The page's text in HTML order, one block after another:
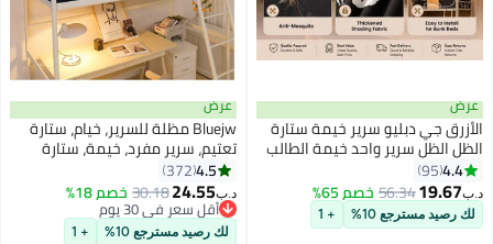
جي دبليو سرير خيمة ستارة
الظل سرير واحد خيمة الطالب
القماش المطر نزل البعوض
النوم الخصوصية حماية حزام
الأطفال غرفة نوم الكرتون
نمط
95
19.67
56.34خصم 65%
مسترجع 10% + 1
عرض
Bluejw مظلة للسرير، خيام، ستارة
تعتيم، سرير مفرد، خيمة، ستارة
قماش تظليل الطالب، مظلة سرير،
شبكة ناموسية، نوم الطالب، حماية
الخصوصية
4.5
372
24.55
30.18خصم 18%
أقل سعر في 30 يوم
أقل سعر في 30 يوم
لك رصيد مسترجع 10% + 1